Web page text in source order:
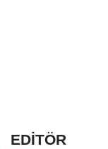
EDİTÖR